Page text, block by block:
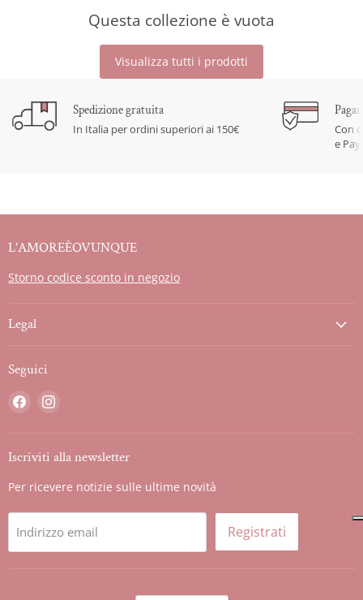
Questa collezione è vuota
Visualizza tutti i prodotti
Spedizione gratuita
In Italia per ordini superiori ai 150€
Con
e
L'AMOREÈOVUNQUE
Storno codice sconto in negozio
Legal
Seguici
Trovaci
Iscriviti alla newsletter
Per ricevere notizie sulle ultime novità
Indirizzo email Registrati